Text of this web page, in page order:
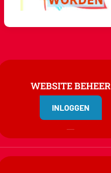
WEBSITE BEHEER
INLOGGEN